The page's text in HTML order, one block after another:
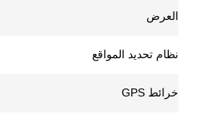
العرض
نظام تحديد المواقع
خرائط GPS